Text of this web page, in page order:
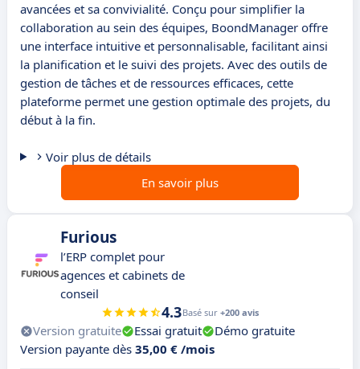
avancées et sa convivialité. Conçu pour simplifier la
collaboration au sein des équipes, BoondManager offre
une interface intuitive et personnalisable, facilitant ainsi
la planification et le suivi des projets. Avec des outils de
gestion de tâches et de ressources efficaces, cette
plateforme permet une gestion optimale des projets, du
début à la fin.
Voir plus de détails
En savoir plus
Furious
l’ERP complet pour
agences et cabinets de
conseil
4.3Basé sur +200 avis
Version gratuite Essai gratuit
Démo gratuite
Version payante dès 35,00 € /mois